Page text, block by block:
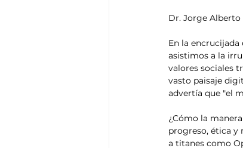
Dr. Jorge
En la
asistimos a la
valores sociales
vasto paisaje
advertía que "el
¿Cómo la
progreso, ética y
a titanes como